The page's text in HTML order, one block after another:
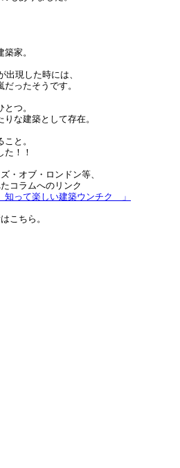
家。
出現した時には、
ったそうです。
つ。
な建築として存在。
と。
！！
・オブ・ロンドン等、
コラムへのリンク
って楽しい建築ウンチク 」
こちら。